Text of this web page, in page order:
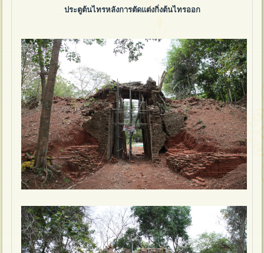
ประตูต้นไทรหลังการตัดแต่งกิ่งต้นไทรออก